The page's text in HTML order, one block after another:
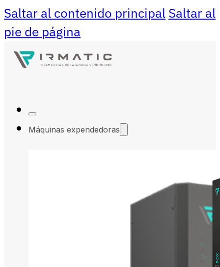
Saltar al contenido principal Saltar al
pie de página
Máquinas expendedoras